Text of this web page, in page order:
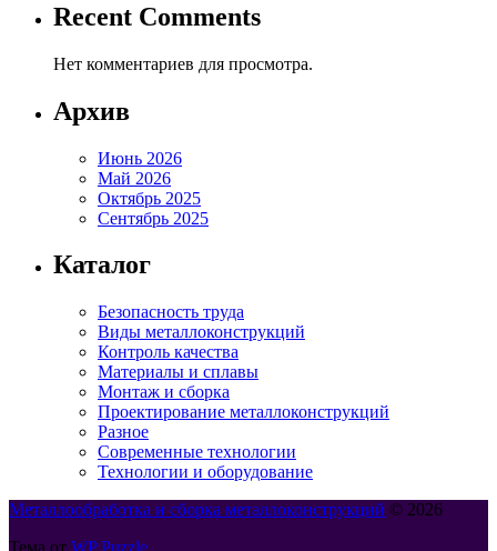
Recent Comments
Нет комментариев для просмотра.
Архив
Июнь 2026
Май 2026
Октябрь 2025
Сентябрь 2025
Каталог
Безопасность труда
Виды металлоконструкций
Контроль качества
Материалы и сплавы
Монтаж и сборка
Проектирование металлоконструкций
Разное
Современные технологии
Технологии и оборудование
Металлообработка и сборка металлоконструкций © 2026